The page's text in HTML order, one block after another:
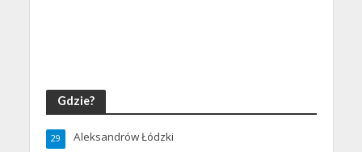
Gdzie?
Aleksandrów Łódzki
29